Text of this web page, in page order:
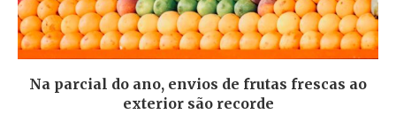
Na parcial do ano, envios de frutas frescas ao
exterior são recorde